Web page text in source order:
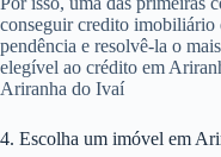
conseguir credito imobiliário
pendência e resolvê-la o
elegível ao crédito em
Ariranha do Ivaí
4. Escolha um imóvel em